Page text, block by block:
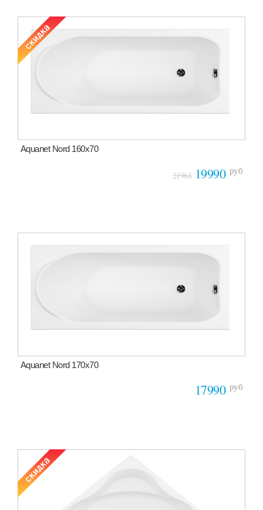
Aquanet Nord 160х70
2196419990 руб
Aquanet Nord 170х70
17990 руб